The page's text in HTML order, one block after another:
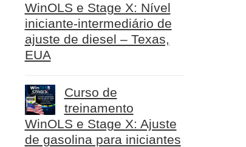
WinOLS e Stage X: Nível
iniciante-intermediário de
ajuste de diesel – Texas,
EUA
Curso de
treinamento
WinOLS e Stage X: Ajuste
de gasolina para iniciantes